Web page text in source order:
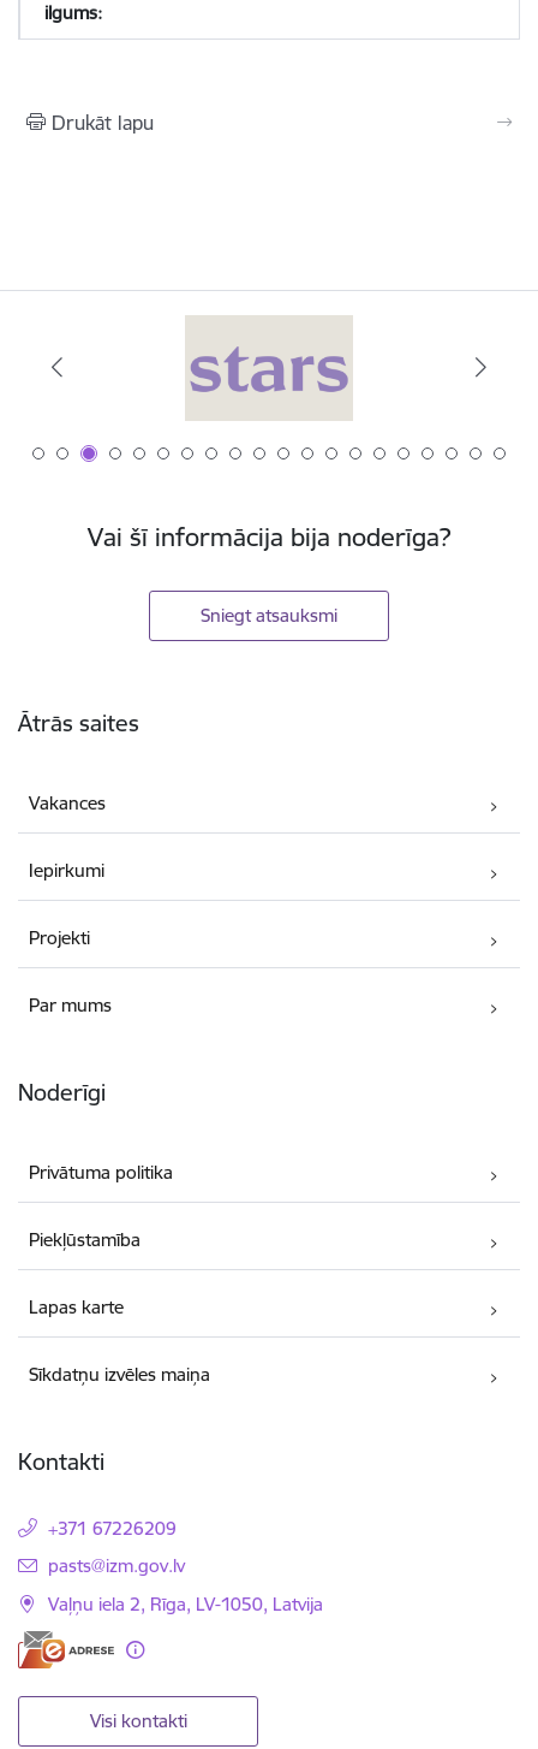
Drukāt lapu
Vai šī informācija bija noderīga?
Sniegt atsauksmi
Ātrās saites
Vakances
Iepirkumi
Projekti
Par mums
Noderīgi
Privātuma politika
Piekļūstamība
Lapas karte
Sīkdatņu izvēles maiņa
Kontakti
+371 67226209
E-pasts:
pasts@izm.gov.lv
Vaļņu iela 2, Rīga, LV-1050, Latvija
Visi kontakti